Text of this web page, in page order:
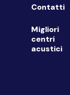
Contatti
Migliori
centri
acustici